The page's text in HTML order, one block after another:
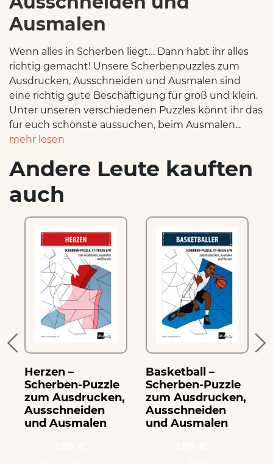
Ausmalen
Wenn alles in Scherben liegt… Dann habt ihr alles
richtig gemacht! Unsere Scherbenpuzzles zum
Ausdrucken, Ausschneiden und Ausmalen sind
eine richtig gute Beschäftigung für groß und klein.
Unter unseren verschiedenen Puzzles könnt ihr das
für euch schönste aussuchen, beim Ausmalen...
mehr lesen
Andere Leute kauften
auch
Herzen –
Scherben-Puzzle
zum Ausdrucken,
Ausschneiden
und Ausmalen
Basketball –
Scherben-Puzzle
zum Ausdrucken,
Ausschneiden
und Ausmalen